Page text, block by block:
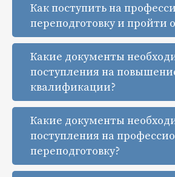
Как поступить на
переподготовку и пройти
Какие документы
поступления на
квалификации?
Какие документы
поступления на
переподготовку?